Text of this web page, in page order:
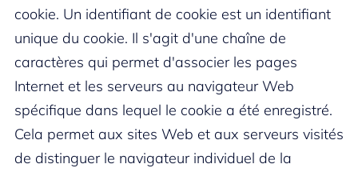
cookie. Un identifiant de cookie est un identifiant
unique du cookie. Il s'agit d'une chaîne de
caractères qui permet d'associer les pages
Internet et les serveurs au navigateur Web
spécifique dans lequel le cookie a été enregistré.
Cela permet aux sites Web et aux serveurs visités
de distinguer le navigateur individuel de la